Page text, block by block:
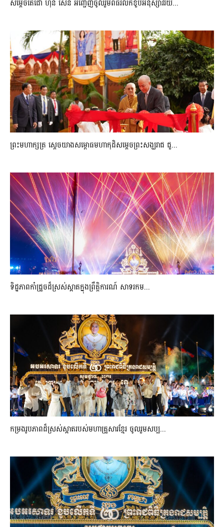
សម្តេចតេជោ ហ៊ុន សែន អញ្ជើញចូលរួមពិធីរំលឹកខួបអនុស្សាវរីយ...
ព្រះមហាក្សត្រ ស្តេចយាងសម្ពោធមហាកុដិសម្តេចព្រះសង្ឃរាជ ជួ...
ទិដ្ឋភាពកាំជ្រួចដ៏ស្រស់ស្អាត​ក្នុងព្រឹត្តិការណ៍​ សាទរកម...
កម្រងរូបភាពដ៏ស្រស់ស្អាត​របស់មហាគ្រួសារខ្មែរ​ ចូលរួមសប្ប...